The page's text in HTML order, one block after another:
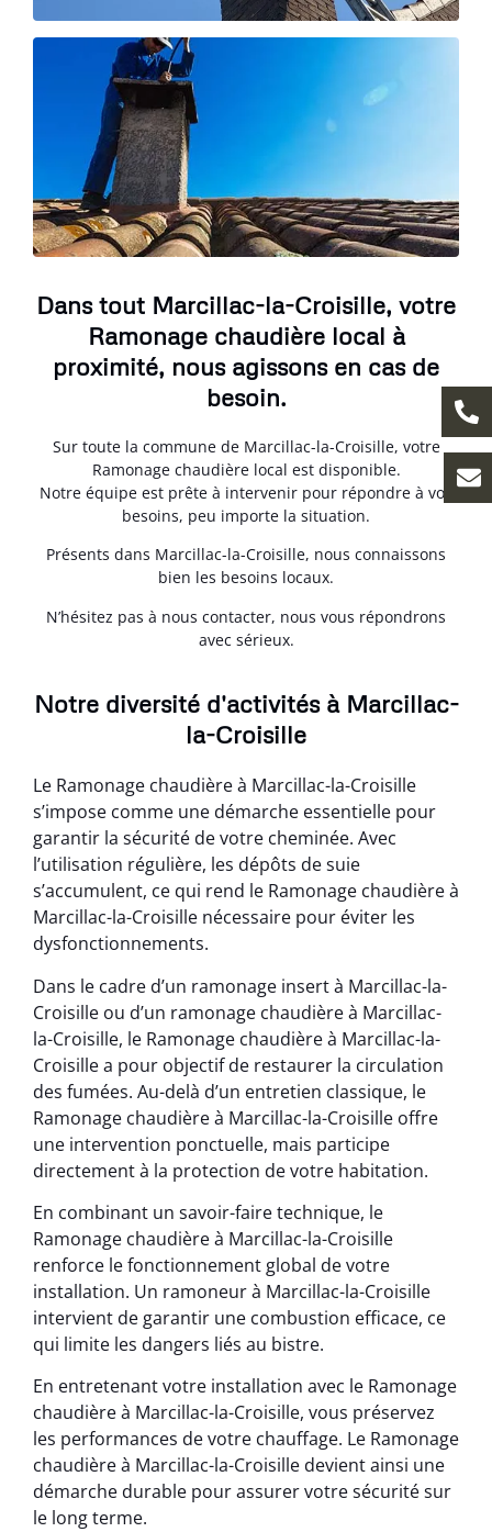
Dans tout Marcillac-la-Croisille, votre
Ramonage chaudière local à
proximité, nous agissons en cas de
besoin.
Sur toute la commune de Marcillac-la-Croisille, votre
Ramonage chaudière local est disponible.
Notre équipe est prête à intervenir pour répondre à vos
besoins, peu importe la situation.
Présents dans Marcillac-la-Croisille, nous connaissons
bien les besoins locaux.
N’hésitez pas à nous contacter, nous vous répondrons
avec sérieux.
Notre diversité d'activités à Marcillac-
la-Croisille
Le Ramonage chaudière à Marcillac-la-Croisille
s’impose comme une démarche essentielle pour
garantir la sécurité de votre cheminée. Avec
l’utilisation régulière, les dépôts de suie
s’accumulent, ce qui rend le Ramonage chaudière à
Marcillac-la-Croisille nécessaire pour éviter les
dysfonctionnements.
Dans le cadre d’un ramonage insert à Marcillac-la-
Croisille ou d’un ramonage chaudière à Marcillac-
la-Croisille, le Ramonage chaudière à Marcillac-la-
Croisille a pour objectif de restaurer la circulation
des fumées. Au-delà d’un entretien classique, le
Ramonage chaudière à Marcillac-la-Croisille offre
une intervention ponctuelle, mais participe
directement à la protection de votre habitation.
En combinant un savoir-faire technique, le
Ramonage chaudière à Marcillac-la-Croisille
renforce le fonctionnement global de votre
installation. Un ramoneur à Marcillac-la-Croisille
intervient de garantir une combustion efficace, ce
qui limite les dangers liés au bistre.
En entretenant votre installation avec le Ramonage
chaudière à Marcillac-la-Croisille, vous préservez
les performances de votre chauffage. Le Ramonage
chaudière à Marcillac-la-Croisille devient ainsi une
démarche durable pour assurer votre sécurité sur
le long terme.